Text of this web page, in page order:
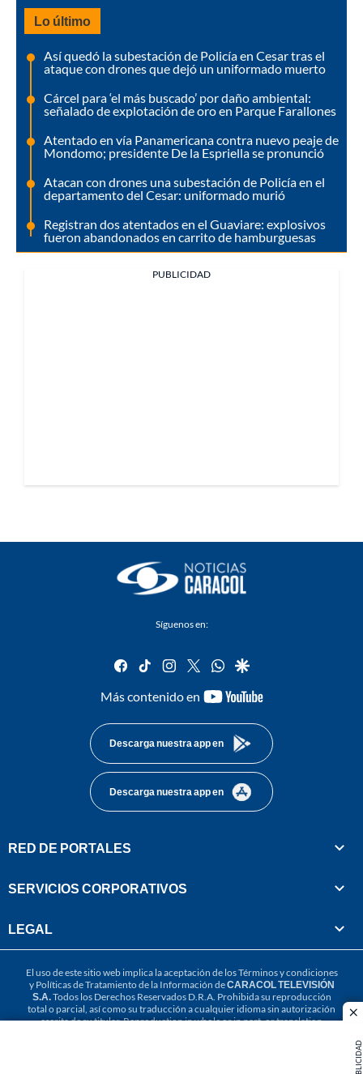
PUBLICIDAD
Lo último
Así quedó la subestación de Policía en Cesar tras el
ataque con drones que dejó un uniformado muerto
Cárcel para ‘el más buscado’ por daño ambiental:
señalado de explotación de oro en Parque Farallones
Atentado en vía Panamericana contra nuevo peaje de
Mondomo; presidente De la Espriella se pronunció
Atacan con drones una subestación de Policía en el
departamento del Cesar: uniformado murió
Registran dos atentados en el Guaviare: explosivos
fueron abandonados en carrito de hamburguesas
PUBLICIDAD
Síguenos en:
facebook
tiktok instagram
twitterwhatsapp
google
Más contenido en
youtube-
Descarga nuestra app en
Descarga nuestra app en
RED DE PORTALES
SERVICIOS CORPORATIVOS
LEGAL
El uso de este sitio web implica la aceptación de losTérminos y condiciones
y Políticas de Tratamiento de la Información deCARACOL TELEVISIÓN
S.A.Todos los Derechos Reservados D.R.A. Prohibida su reproducción
total o parcial, así como su traducción a cualquier idioma sin autorización
escrita de su titular. Reproduction in whole or in part, or translation